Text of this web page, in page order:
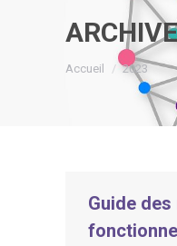
Vous êtes ici :
Accueil 2023
Guide